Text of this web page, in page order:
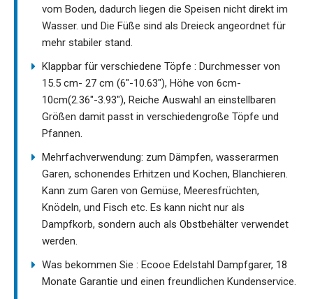
vom Boden, dadurch liegen die Speisen nicht direkt im
Wasser. und Die Füße sind als Dreieck angeordnet für
mehr stabiler stand.
Klappbar für verschiedene Töpfe : Durchmesser von
15.5 cm- 27 cm (6"-10.63"), Höhe von 6cm-
10cm(2.36"-3.93"), Reiche Auswahl an einstellbaren
Größen damit passt in verschiedengroße Töpfe und
Pfannen.
Mehrfachverwendung: zum Dämpfen, wasserarmen
Garen, schonendes Erhitzen und Kochen, Blanchieren.
Kann zum Garen von Gemüse, Meeresfrüchten,
Knödeln, und Fisch etc. Es kann nicht nur als
Dampfkorb, sondern auch als Obstbehälter verwendet
werden.
Was bekommen Sie : Ecooe Edelstahl Dampfgarer, 18
Monate Garantie und einen freundlichen Kundenservice.